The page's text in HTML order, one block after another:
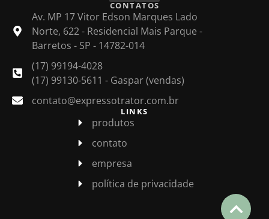
CONTATOS
Av. MP 17 Vitor Edson Marques Lado
Norte, 622 - Residencial Mais Parque -
Barretos - SP - 14782-014
(17) 99194-4028
(17) 99130-5611 - Gaspar (vendas)
contato@expressotrator.com.br
LINKS
produtos
contato
empresa
política de privacidade